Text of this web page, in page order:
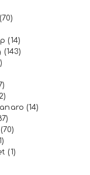
примамки
и стръв
облекло
и двигатели
(14)
(143)
(14)
(1)